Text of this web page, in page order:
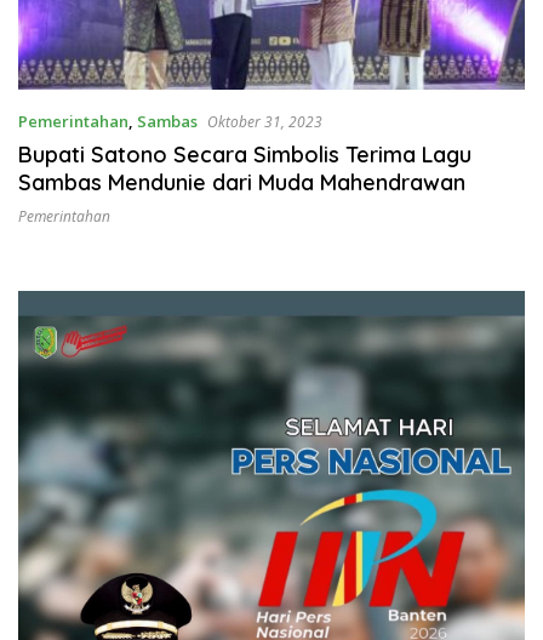
Pemerintahan, Sambas Oktober 31, 2023
Bupati Satono Secara Simbolis Terima Lagu
Sambas Mendunie dari Muda Mahendrawan
Pemerintahan